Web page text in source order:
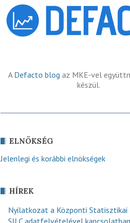
A Defacto blog az MKE-vel
készül.
ELNÖKSÉG
Jelenlegi és korábbi elnökségek
HÍREK
Nyilatkozat a Központi Statisztikai
SILC adatfelvételével kapcsolatban